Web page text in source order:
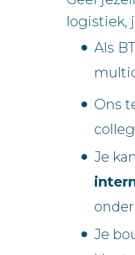
logistiek,
Als
Ons
Je
Je